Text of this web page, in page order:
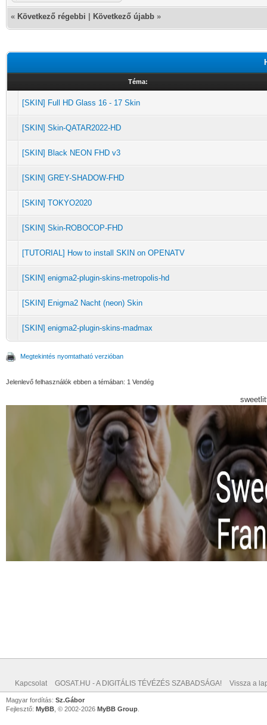
« Következő régebbi Következő újabb »
Téma:
[SKIN] Full HD Glass 16 - 17 Skin
[SKIN] Skin-QATAR2022-HD
[SKIN] Black NEON FHD v3
[SKIN] GREY-SHADOW-FHD
[SKIN] TOKYO2020
[SKIN] Skin-ROBOCOP-FHD
[TUTORIAL] How to install SKIN on OPENATV
[SKIN] enigma2-plugin-skins-metropolis-hd
[SKIN] Enigma2 Nacht (neon) Skin
[SKIN] enigma2-plugin-skins-madmax
Megtekintés nyomtatható verzióban
Jelenlevő felhasználók ebben a témában: 1 Vendég
Kapcsolat GOSAT.HU - A DIGITÁLIS TÉVÉZÉS SZABADSÁGA! Vissza a
Magyar fordítás: Sz.Gábor
Fejlesztő: MyBB , © 2002-2026 MyBB Group